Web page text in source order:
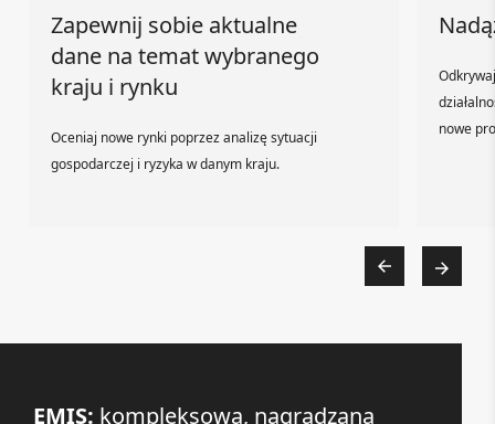
Zapewnij sobie aktualne
dane na temat wybranego
kraju i rynku
Oceniaj nowe rynki poprzez analizę sytuacji
gospodarczej i ryzyka w danym kraju.
nowe
EMIS: kompleksowa, nagradzana